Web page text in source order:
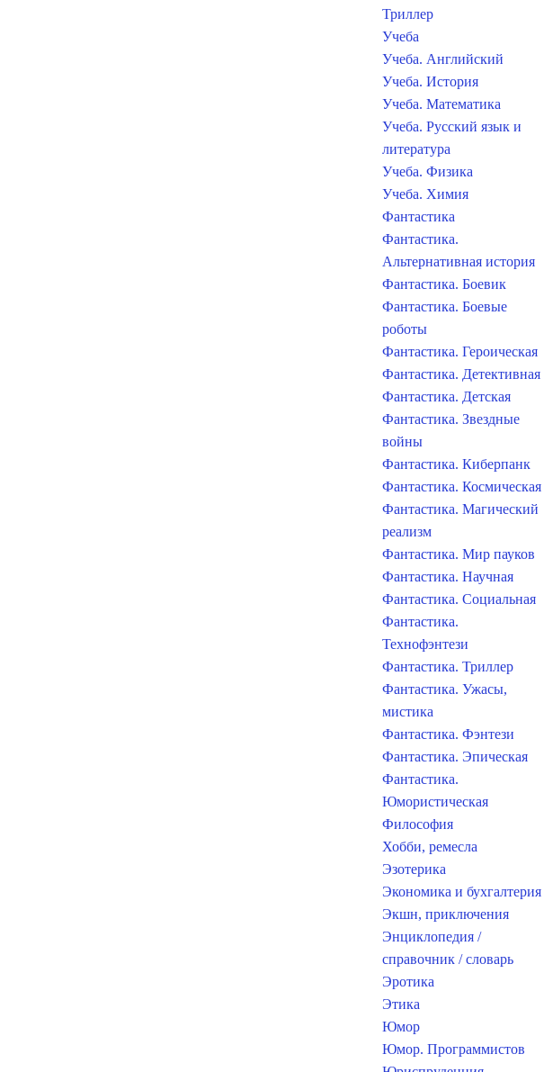
Триллер
Учеба
Учеба. Английский
Учеба. История
Учеба. Математика
Учеба. Русский язык и
литература
Учеба. Физика
Учеба. Химия
Фантастика
Фантастика.
Альтернативная история
Фантастика. Боевик
Фантастика. Боевые
роботы
Фантастика. Героическая
Фантастика. Детективная
Фантастика. Детская
Фантастика. Звездные
войны
Фантастика. Киберпанк
Фантастика. Космическая
Фантастика. Магический
реализм
Фантастика. Мир пауков
Фантастика. Научная
Фантастика. Социальная
Фантастика.
Технофэнтези
Фантастика. Триллер
Фантастика. Ужасы,
мистика
Фантастика. Фэнтези
Фантастика. Эпическая
Фантастика.
Юмористическая
Философия
Хобби, ремесла
Эзотерика
Экономика и бухгалтерия
Экшн, приключения
Энциклопедия /
справочник / словарь
Эротика
Этика
Юмор
Юмор. Программистов